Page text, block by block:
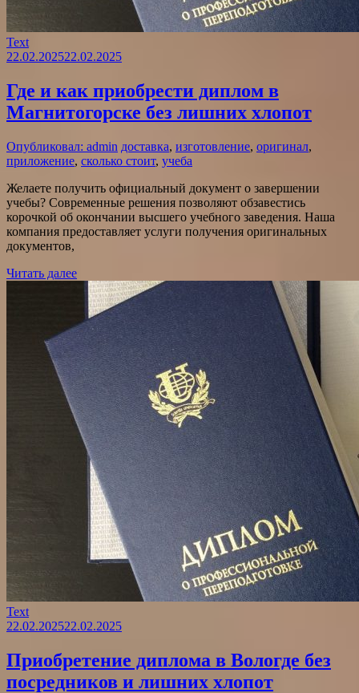
Text
22.02.202522.02.2025
Где и как приобрести диплом в
Магнитогорске без лишних хлопот
Опубликовал: admin доставка, изготовление, оригинал,
приложение, сколько стоит, учеба
Желаете получить официальный документ о завершении
учебы? Современные решения позволяют обзавестись
корочкой об окончании высшего учебного заведения. Наша
компания предоставляет услуги получения оригинальных
документов,
Читать далее
Text
22.02.202522.02.2025
Приобретение диплома в Вологде без
посредников и лишних хлопот